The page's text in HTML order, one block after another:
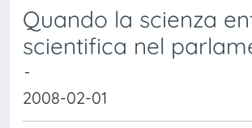
Quando la scienza
scientifica nel
-
2008-02-01